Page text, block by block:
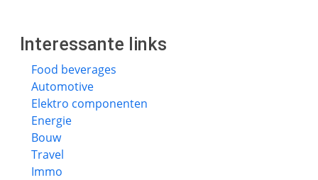
Interessante links
Food beverages
Automotive
Elektro componenten
Energie
Bouw
Travel
Immo